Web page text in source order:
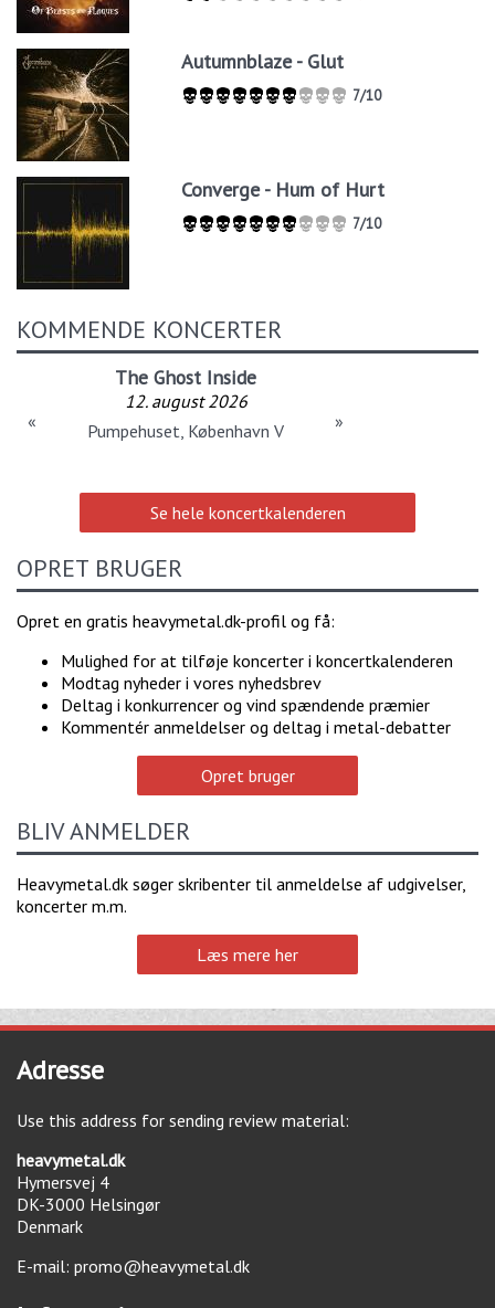
Autumnblaze - Glut
7/10
Converge - Hum of Hurt
7/10
KOMMENDE KONCERTER
The Ghost Inside
12. august 2026
Pumpehuset, København V
« »
Se hele koncertkalenderen
OPRET BRUGER
Opret en gratis heavymetal.dk-profil og få:
Mulighed for at tilføje koncerter i koncertkalenderen
Modtag nyheder i vores nyhedsbrev
Deltag i konkurrencer og vind spændende præmier
Kommentér anmeldelser og deltag i metal-debatter
Opret bruger
BLIV ANMELDER
Heavymetal.dk søger skribenter til anmeldelse af udgivelser,
koncerter m.m.
Læs mere her
Adresse
Use this address for sending review material:
heavymetal.dk
Hymersvej 4
DK-3000 Helsingør
Denmark
E-mail: promo@heavymetal.dk